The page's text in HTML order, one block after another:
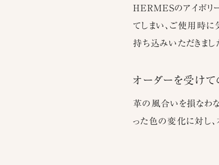
HERMESのアイボリ
てしまい、ご使用時に
持ち込みいただきまし
オーダーを受けて
革の風合いを損なわ
った色の変化に対し